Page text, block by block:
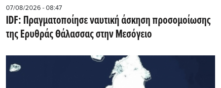
07/08/2026 - 08:47
IDF: Πραγματοποίησε ναυτική άσκηση προσομοίωσης
της Ερυθράς Θάλασσας στην Μεσόγειο